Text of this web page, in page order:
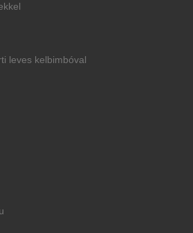
leves kelbimbóval